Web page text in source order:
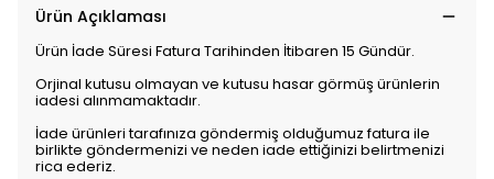
Ürün Açıklaması
Ürün İade Süresi Fatura Tarihinden İtibaren 15 Gündür.
Orjinal kutusu olmayan ve kutusu hasar görmüş ürünlerin
iadesi alınmamaktadır.
İade ürünleri tarafınıza göndermiş olduğumuz fatura ile
birlikte göndermenizi ve neden iade ettiğinizi belirtmenizi
rica ederiz.